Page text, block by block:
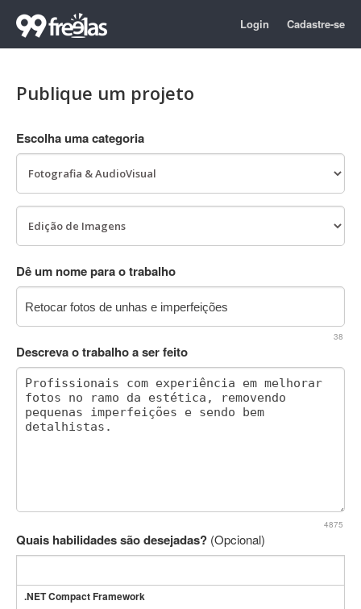
Login Cadastre-se
Publique um projeto
Escolha uma categoria
Dê um nome para o trabalho
38
Descreva o trabalho a ser feito
4875
Quais habilidades são desejadas? (Opcional)
.NET Compact Framework